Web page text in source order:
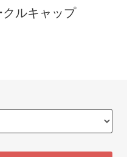
ルキャップ